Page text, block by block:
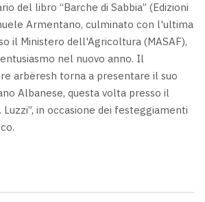
del libro “Barche di Sabbia” (Edizioni
Armentano, culminato con l'ultima
il Ministero dell'Agricoltura (MASAF),
nel nuovo anno. Il
arbëresh torna a presentare il suo
Albanese, questa volta presso il
Luzzi”, in occasione dei festeggiamenti